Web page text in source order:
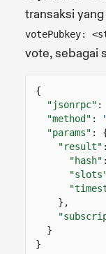
transaksi
votePubkey:
vote, sebagai
{
"jsonrpc" :
"method" :
"params" :
"result"
"hash" :
},
}
}